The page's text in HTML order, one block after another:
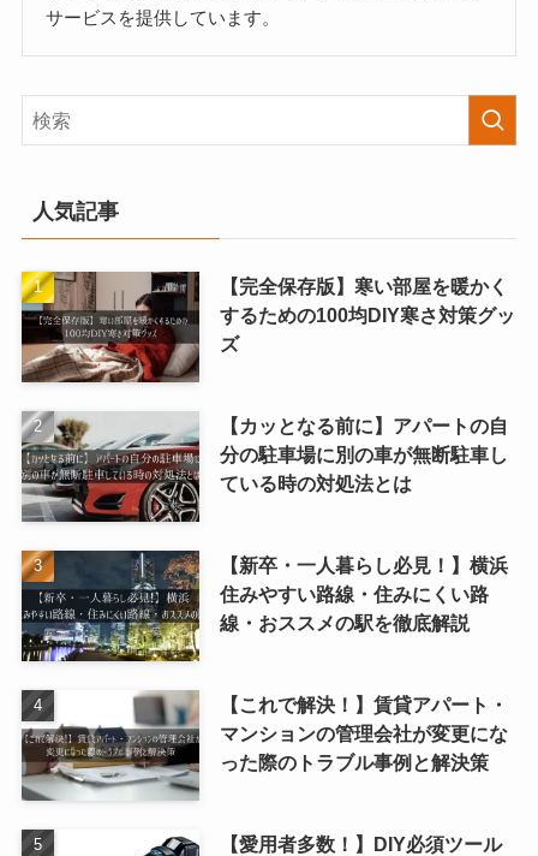
サービスを提供しています。
人気記事
【完全保存版】寒い部屋を暖かく
するための100均DIY寒さ対策グッ
ズ
【カッとなる前に】アパートの自
分の駐車場に別の車が無断駐車し
ている時の対処法とは
【新卒・一人暮らし必見！】横浜
住みやすい路線・住みにくい路
線・おススメの駅を徹底解説
【これで解決！】賃貸アパート・
マンションの管理会社が変更にな
った際のトラブル事例と解決策
【愛用者多数！】DIY必須ツール